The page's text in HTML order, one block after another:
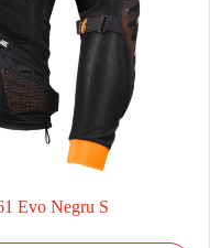
Evo Negru S